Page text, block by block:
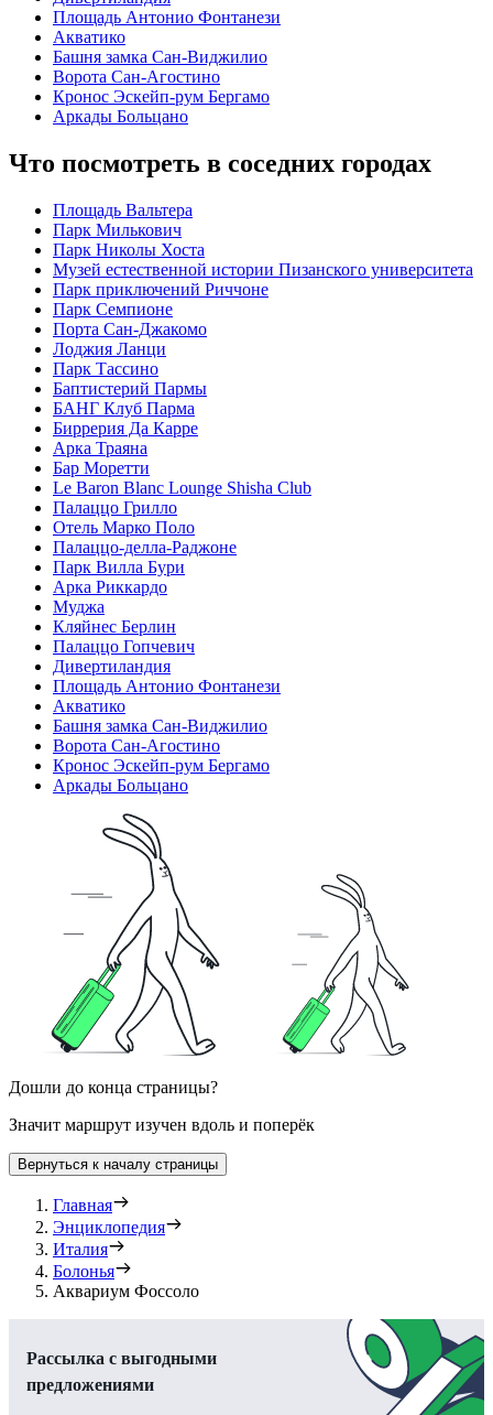
Площадь Антонио Фонтанези
Акватико
Башня замка Сан-Виджилио
Ворота Сан-Агостино
Кронос Эскейп-рум Бергамо
Аркады Больцано
Что посмотреть в соседних городах
Площадь Вальтера
Парк Милькович
Парк Николы Хоста
Музей естественной истории Пизанского университета
Парк приключений Риччоне
Парк Семпионе
Порта Сан-Джакомо
Лоджия Ланци
Парк Тассино
Баптистерий Пармы
БАНГ Клуб Парма
Биррерия Да Карре
Арка Траяна
Бар Моретти
Le Baron Blanc Lounge Shisha Club
Палаццо Грилло
Отель Марко Поло
Палаццо-делла-Раджоне
Парк Вилла Бури
Арка Риккардо
Муджа
Кляйнес Берлин
Палаццо Гопчевич
Дивертиландия
Площадь Антонио Фонтанези
Акватико
Башня замка Сан-Виджилио
Ворота Сан-Агостино
Кронос Эскейп-рум Бергамо
Аркады Больцано
Дошли до конца страницы?
Значит маршрут изучен вдоль и поперёк
Вернуться к началу страницы
Главная
Энциклопедия
Италия
Болонья
Аквариум Фоссоло
Рассылка с выгодными
предложениями